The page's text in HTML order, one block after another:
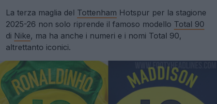
La terza maglia del Tottenham Hotspur per la stagione
2025-26 non solo riprende il famoso modello Total 90
di Nike, ma ha anche i numeri e i nomi Total 90,
altrettanto iconici.